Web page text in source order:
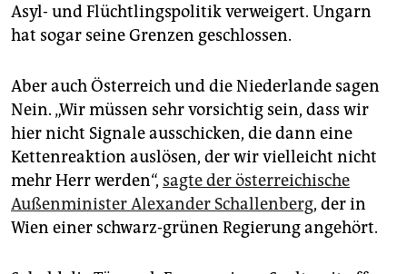
Asyl- und Flüchtlingspolitik verweigert. Ungarn
hat sogar seine Grenzen geschlossen.
Aber auch Österreich und die Niederlande sagen
Nein. „Wir müssen sehr vorsichtig sein, dass wir
hier nicht Signale ausschicken, die dann eine
Kettenreaktion auslösen, der wir vielleicht nicht
mehr Herr werden“, sagte der österreichische
Außenminister Alexander Schallenberg, der in
Wien einer schwarz-grünen Regierung angehört.